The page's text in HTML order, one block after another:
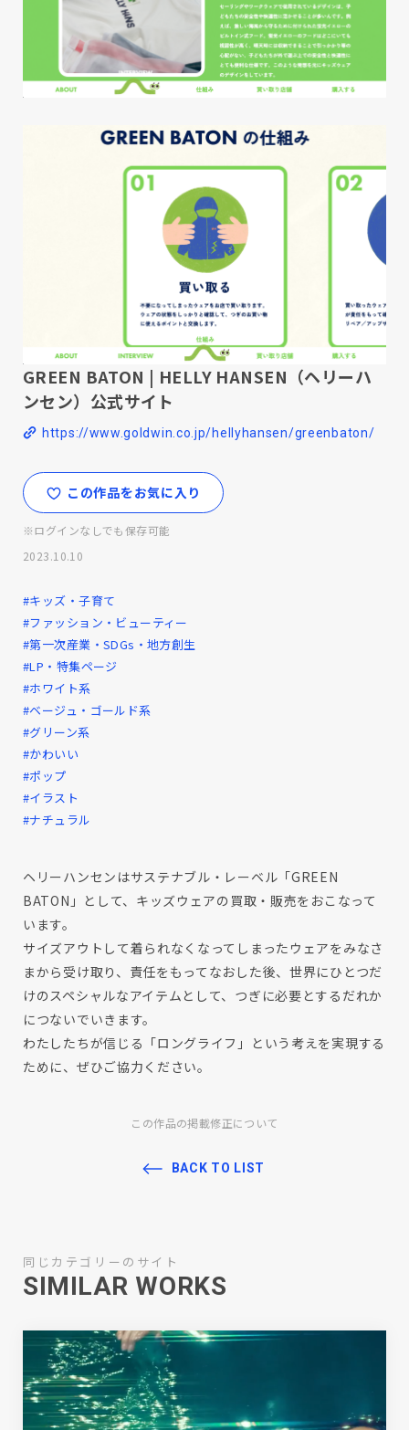
GREEN BATON | HELLY HANSEN（ヘリーハ
ンセン）公式サイト
https://www.goldwin.co.jp/hellyhansen/greenbaton/
この作品をお気に入り
※ログインなしでも保存可能
2023.10.10
#キッズ・子育て
#ファッション・ビューティー
#第一次産業・SDGs・地方創生
#LP・特集ページ
#ホワイト系
#ベージュ・ゴールド系
#グリーン系
#かわいい
#ポップ
#イラスト
#ナチュラル
ヘリーハンセンはサステナブル・レーベル「GREEN
BATON」として、キッズウェアの買取・販売をおこなって
います。
サイズアウトして着られなくなってしまったウェアをみなさ
まから受け取り、責任をもってなおした後、世界にひとつだ
けのスペシャルなアイテムとして、つぎに必要とするだれか
につないでいきます。
わたしたちが信じる「ロングライフ」という考えを実現する
ために、ぜひご協力ください。
この作品の掲載修正について
BACK TO LIST
同じカテゴリーのサイト
SIMILAR WORKS